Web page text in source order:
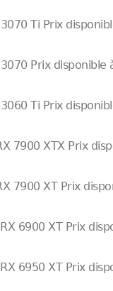
3070 Ti Prix
3070 Prix
3060 Ti Prix
7900 XTX Prix
7900 XT Prix
RX 6900 XT Prix
RX 6950 XT Prix